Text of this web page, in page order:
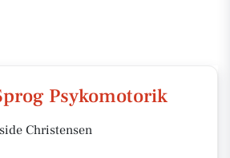
Psykomotorik
Christensen